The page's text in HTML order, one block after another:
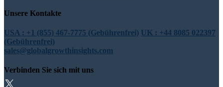
Unsere Kontakte
USA : +1 (855) 467-7775 (Gebührenfrei) UK : +44 8085 022397
(Gebührenfrei)
sales@globalgrowthinsights.com
Verbinden Sie sich mit uns